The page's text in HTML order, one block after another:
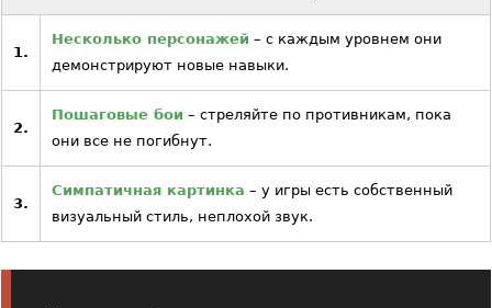
1.
Несколько персонажей – с каждым уровнем они
демонстрируют новые навыки.
2.
Пошаговые бои – стреляйте по противникам, пока
они все не погибнут.
3.
Симпатичная картинка – у игры есть собственный
визуальный стиль, неплохой звук.